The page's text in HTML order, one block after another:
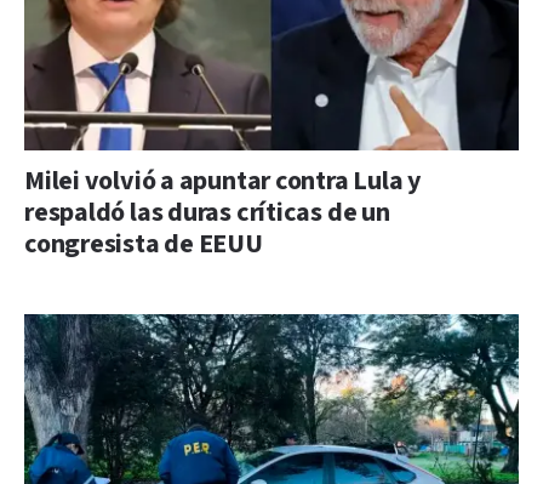
Milei volvió a apuntar contra Lula y
respaldó las duras críticas de un
congresista de EEUU